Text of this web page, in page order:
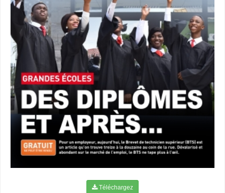
Téléchargez